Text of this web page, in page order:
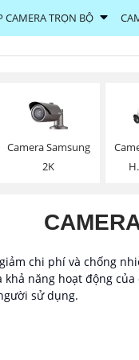
CAMERA TRỌN BỘ
Camera Samsung
2K
chi phí và chống
năng hoạt động
sử dụng.